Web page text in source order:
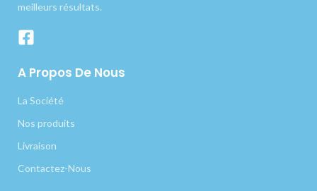
meilleurs résultats.
A Propos De Nous
La Société
Nos produits
Livraison
Contactez-Nous